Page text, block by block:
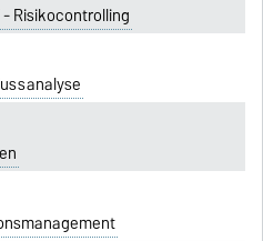
Risikocontrolling